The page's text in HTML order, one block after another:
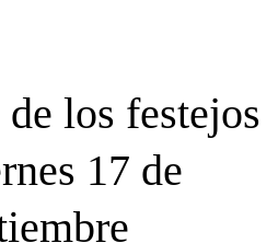
los festejos
17 de